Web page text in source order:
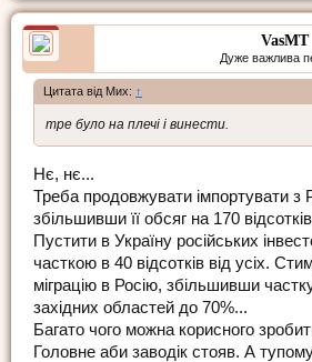
VasMT
Дуже важлива
Цитата від Мих: ↑
тре було на плечі і винести.
Нє, нє...
Треба продовжувати імпортувати з
збільшивши її обсяг на 170
Пустити в Україну російських
часткою в 40 відсотків від усіх.
міграцію в Росію, збільшивши частку
західних областей до 70%...
Багато чого можна корисного
Головне аби заводік стояв. А